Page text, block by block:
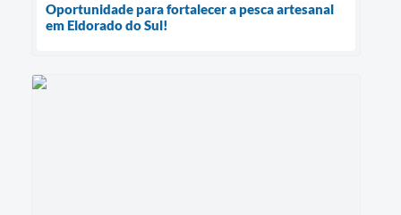
Oportunidade para fortalecer a pesca artesanal
em Eldorado do Sul!